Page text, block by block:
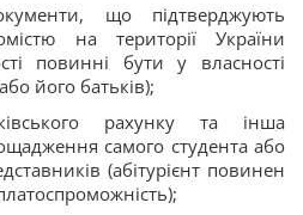
що підтверджують
на території України
повинні бути у власності
його батьків);
рахунку та інша
самого студента або
(абітурієнт повинен